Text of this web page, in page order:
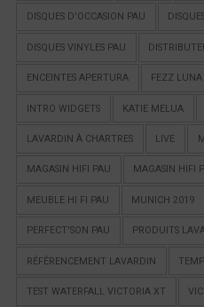
DISQUES D'OCCASION PAU
DISQUES VINYLES PAU
ENCEINTES APERTURA FEZZ LUNA
INTRO WIDGETS KATIE MELUA
LAVARDIN À CHARTRES LIVE
MAGASIN HIFI PAU MAGASIN HIFI
MEUBLE HI FI PAU MUNICH 2019
PERFECT'SON PAU PRODUITS
RÉFÉRENCEMENT LAVARDIN
TEST WATERFALL VICTORIA XT